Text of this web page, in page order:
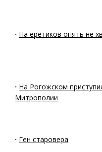
· На еретиков опять не
· На Рогожском
Митрополии
· Ген старовера